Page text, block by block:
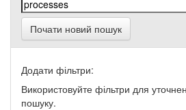
Почати новий пошук
Додати фільтри:
Використовуйте фільтри для
пошуку.